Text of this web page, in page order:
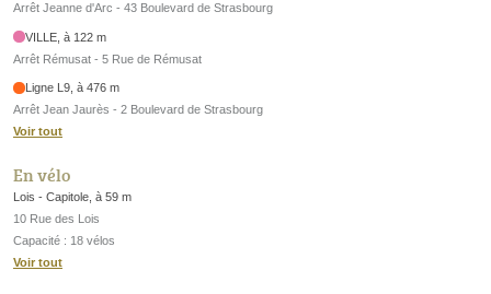
Arrêt Jeanne d'Arc - 43 Boulevard de Strasbourg
VILLE, à 122 m
Arrêt Rémusat - 5 Rue de Rémusat
Ligne L9, à 476 m
Arrêt Jean Jaurès - 2 Boulevard de Strasbourg
Voir tout
En vélo
Lois - Capitole, à 59 m
10 Rue des Lois
Capacité : 18 vélos
Voir tout